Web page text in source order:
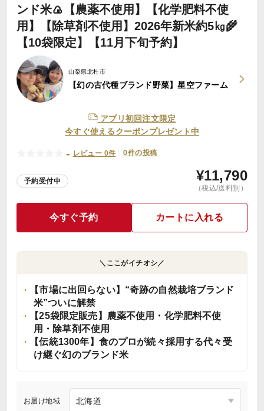
ンド米🍙【農薬不使用】【化学肥料不使
用】【除草剤不使用】2026年新米約5㎏🌾
【10袋限定】【11月下旬予約】
山梨県北杜市
【幻の古代種ブランド野菜】星空ファーム
アプリ初回注文限定
今すぐ使えるクーポンプレゼント中
- レビュー 0件 0件の投稿
予約受付中 ¥11,790
（税込/送料別）
今すぐ予約 カートに入れる
＼ここがイチオシ／
【市場に出回らない】“奇跡の自然栽培ブランド
米”ついに解禁
【25袋限定販売】農薬不使用・化学肥料不使
用・除草剤不使用
【伝統1300年】食のプロが続々採用する代々受
け継ぐ幻のブランド米
お届け地域